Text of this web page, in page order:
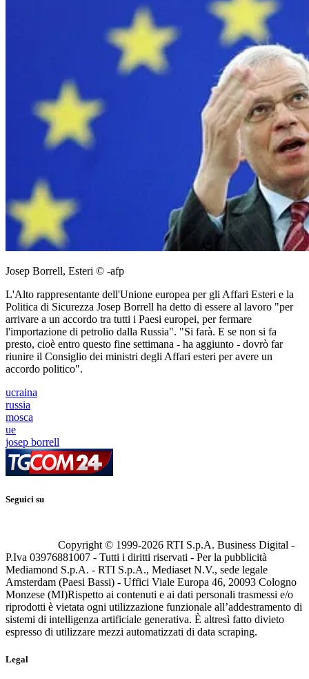
Josep Borrell, Esteri © -afp
L'Alto rappresentante dell'Unione europea per gli Affari Esteri e la
Politica di Sicurezza Josep Borrell ha detto di essere al lavoro "per
arrivare a un accordo tra tutti i Paesi europei, per fermare
l'importazione di petrolio dalla Russia". "Si farà. E se non si fa
presto, cioè entro questo fine settimana - ha aggiunto - dovrò far
riunire il Consiglio dei ministri degli Affari esteri per avere un
accordo politico".
ucraina
russia
mosca
ue
josep borrell
Seguici su
Copyright © 1999-2026 RTI S.p.A. Business Digital -
P.Iva 03976881007 - Tutti i diritti riservati - Per la pubblicità
Mediamond S.p.A. - RTI S.p.A., Mediaset N.V., sede legale
Amsterdam (Paesi Bassi) - Uffici Viale Europa 46, 20093 Cologno
Monzese (MI)Rispetto ai contenuti e ai dati personali trasmessi e/o
riprodotti è vietata ogni utilizzazione funzionale all’addestramento di
sistemi di intelligenza artificiale generativa. È altresì fatto divieto
espresso di utilizzare mezzi automatizzati di data scraping.
Legal